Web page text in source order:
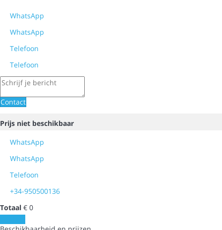
WhatsApp
WhatsApp
Telefoon
Telefoon
Contact
Prijs niet beschikbaar
WhatsApp
WhatsApp
Telefoon
+34-950500136
Totaal € 0